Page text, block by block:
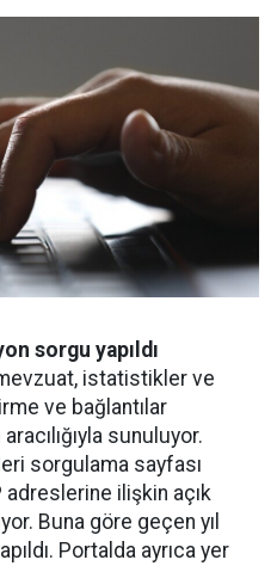
sorgu yapıldı
istatistikler ve
ve bağlantılar
sunuluyor.
sorgulama sayfası
adreslerine ilişkin açık
Buna göre geçen yıl
Portalda ayrıca yer